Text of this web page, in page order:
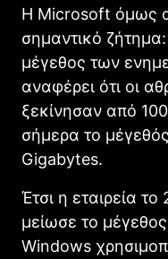
Η Microsoft όμως
σημαντικό
μέγεθος των
αναφέρει ότι οι
ξεκίνησαν από
σήμερα το
Gigabytes.
Έτσι η εταιρεία
μείωσε το
Windows